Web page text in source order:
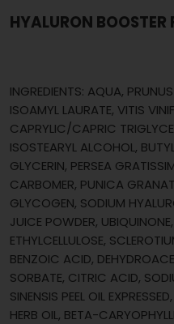
HYALURON BOOSTER
INGREDIENTS: AQUA,
ISOAMYL LAURATE, VITIS
CAPRYLIC/CAPRIC
ISOSTEARYL ALCOHOL,
GLYCERIN, PERSEA
CARBOMER, PUNICA
GLYCOGEN, SODIUM
JUICE POWDER,
ETHYLCELLULOSE,
BENZOIC ACID,
SORBATE, CITRIC ACID,
SINENSIS PEEL OIL
HERB OIL, BETA-